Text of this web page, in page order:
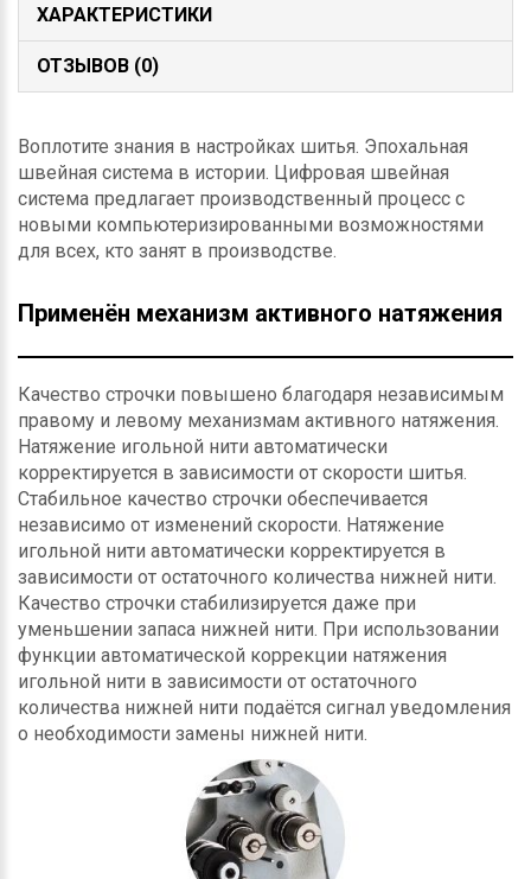
ХАРАКТЕРИСТИКИ
ОТЗЫВОВ (0)
Воплотите знания в настройках шитья. Эпохальная
швейная система в истории. Цифровая швейная
система предлагает производственный процесс с
новыми компьютеризированными возможностями
для всех, кто занят в производстве.
Применён механизм активного натяжения
Качество строчки повышено благодаря независимым
правому и левому механизмам активного натяжения.
Натяжение игольной нити автоматически
корректируется в зависимости от скорости шитья.
Стабильное качество строчки обеспечивается
независимо от изменений скорости. Натяжение
игольной нити автоматически корректируется в
зависимости от остаточного количества нижней нити.
Качество строчки стабилизируется даже при
уменьшении запаса нижней нити. При использовании
функции автоматической коррекции натяжения
игольной нити в зависимости от остаточного
количества нижней нити подаётся сигнал уведомления
о необходимости замены нижней нити.